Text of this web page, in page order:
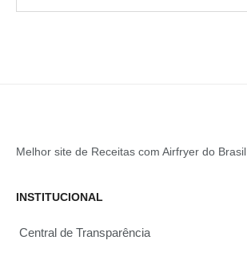
Melhor site de Receitas com Airfryer do Brasil
INSTITUCIONAL
Central de Transparência